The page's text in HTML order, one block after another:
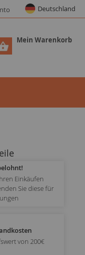
Deutschland
Mein Warenkorb
Einkäufen
Sie diese für
von 200€